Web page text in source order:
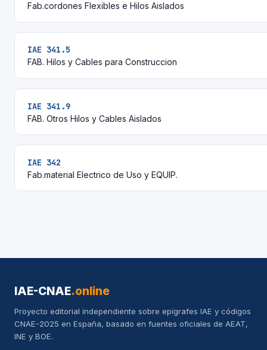
Fab.cordones Flexibles e Hilos Aislados
IAE 341.5
FAB. Hilos y Cables para Construccion
IAE 341.9
FAB. Otros Hilos y Cables Aislados
IAE 342
Fab.material Electrico de Uso y EQUIP.
IAE-CNAE.online
Proyecto editorial independiente sobre epígrafes IAE y códigos
CNAE-2025 en España, basado en fuentes oficiales de AEAT,
INE y BOE.